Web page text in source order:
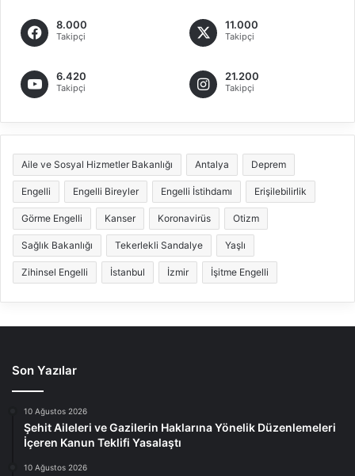
8.000
Takipçi
11.000
Takipçi
6.420
Takipçi
21.200
Takipçi
Aile ve Sosyal Hizmetler Bakanlığı Antalya Deprem
Engelli Engelli Bireyler Engelli İstihdamı Erişilebilirlik
Görme Engelli Kanser Koronavirüs Otizm
Sağlık Bakanlığı Tekerlekli Sandalye Yaşlı
Zihinsel Engelli İstanbul İzmir İşitme Engelli
Son Yazılar
10 Ağustos 2026
Şehit Aileleri ve Gazilerin Haklarına Yönelik Düzenlemeleri
İçeren Kanun Teklifi Yasalaştı
10 Ağustos 2026